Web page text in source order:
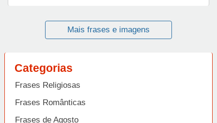
Mais frases e imagens
Categorias
Frases Religiosas
Frases Românticas
Frases de Agosto